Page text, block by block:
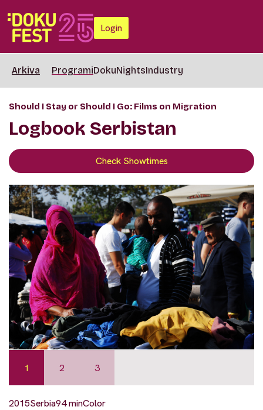
Login
Arkiva ProgramiDokuNightsIndustry
Should I Stay or Should I Go: Films on Migration
Logbook Serbistan
Check Showtimes
1 2 3
2015Serbia94 minColor